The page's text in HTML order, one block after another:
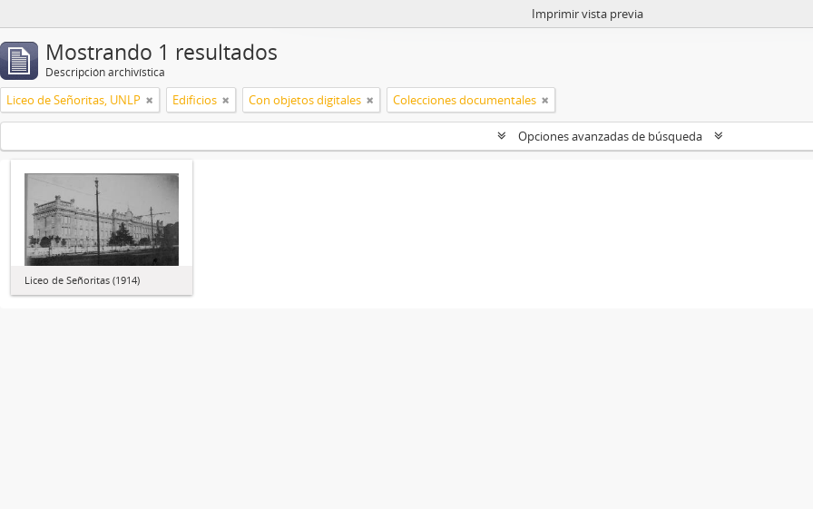
Imprimir vista previa
Mostrando 1 resultados
Descripción archivística
Liceo de Señoritas, UNLP Edificios Con objetos digitales Colecciones documentales
Opciones avanzadas de búsqueda
Liceo de Señoritas (1914)